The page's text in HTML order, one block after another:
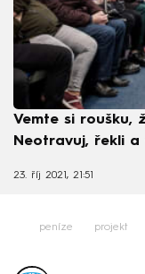
Vemte si roušku,
Neotravuj, řekli
23. říj 2021, 21:51
peníze projekt